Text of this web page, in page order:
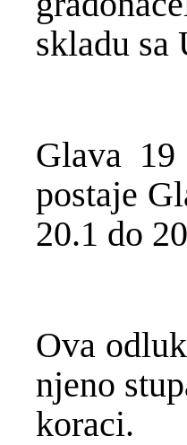
skladu sa
Glava 19
postaje
20.1 do
Ova
njeno
koraci.